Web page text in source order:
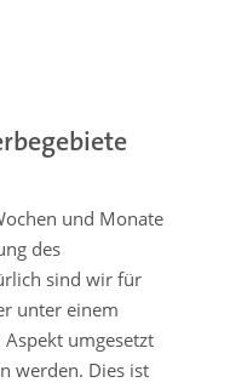
und Monate
des
sind wir für
unter einem
umgesetzt
werden. Dies ist